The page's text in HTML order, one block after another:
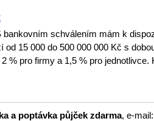
bankovním schválením mám k
15 000 do 500 000 000 Kč s
% pro firmy a 1,5 % pro jednotlivce.
a poptávka půjček zdarma, e-